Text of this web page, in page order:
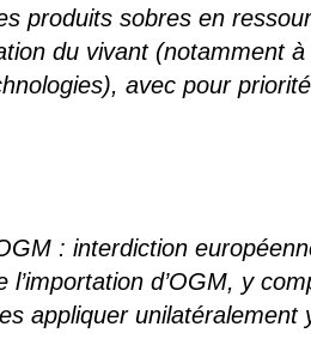
produits sobres en
du vivant (notamment
avec pour
: interdiction
d’OGM, y
appliquer unilatéralement